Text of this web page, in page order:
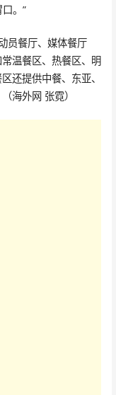
。”
员餐厅、媒体餐厅
温餐区、热餐区、明
还提供中餐、东亚、
海外网 张霓）